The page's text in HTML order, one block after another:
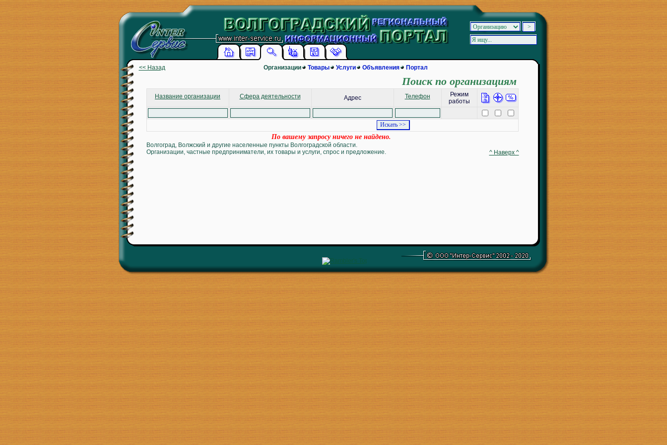
<< Назад Организации Товары Услуги Объявления Портал
Поиск по организациям
Название организации Сфера деятельности Адрес Телефон
Режим
работы
По вашему запросу ничего не найдено.
Волгоград, Волжский и другие населенные пункты Волгоградской области.
Организации, частные предприниматели, их товары и услуги, спрос и предложение.
^ Наверх ^